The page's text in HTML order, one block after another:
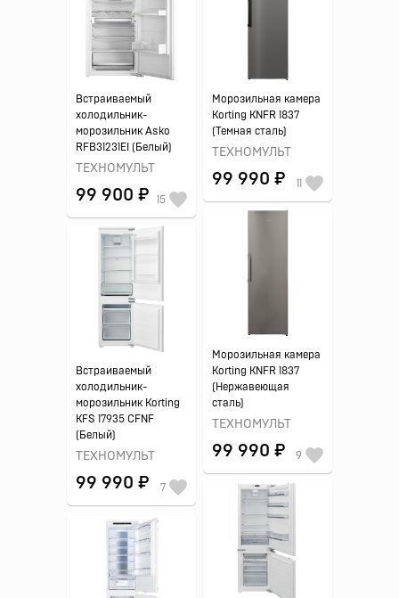
Встраиваемый
холодильник-
морозильник Asko
RFB31231EI (Белый)
ТЕХНОМУЛЬТ
99 900 ₽ 15
Морозильная камера
Korting KNFR 1837
(Темная сталь)
ТЕХНОМУЛЬТ
99 990 ₽ 11
Морозильная камера
Korting KNFR 1837
(Нержавеющая
сталь)
ТЕХНОМУЛЬТ
99 990 ₽ 9
Встраиваемый
холодильник-
морозильник Korting
KFS 17935 CFNF
(Белый)
ТЕХНОМУЛЬТ
99 990 ₽ 7